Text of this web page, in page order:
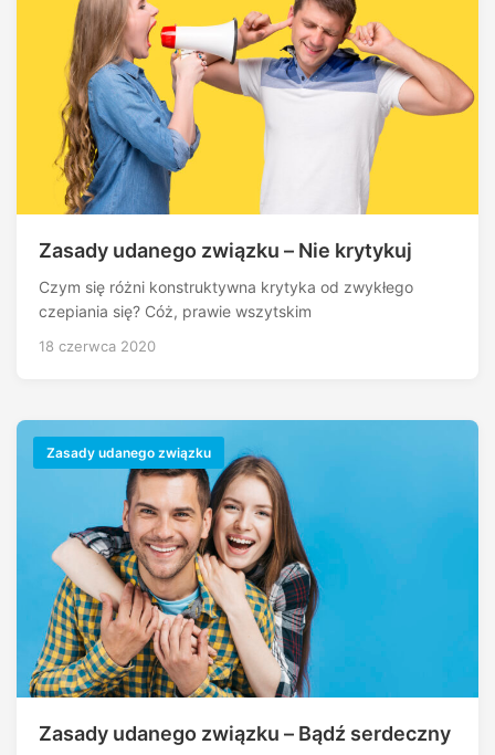
Zasady udanego związku – Nie krytykuj
Czym się różni konstruktywna krytyka od zwykłego
czepiania się? Cóż, prawie wszytskim
18 czerwca 2020
Zasady udanego związku
Zasady udanego związku – Bądź serdeczny